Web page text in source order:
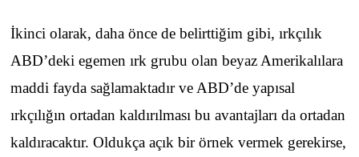
İkinci olarak, daha önce de belirttiğim gibi, ırkçılık
ABD’deki egemen ırk grubu olan beyaz Amerikalılara
maddi fayda sağlamaktadır ve ABD’de yapısal
ırkçılığın ortadan kaldırılması bu avantajları da ortadan
kaldıracaktır. Oldukça açık bir örnek vermek gerekirse,